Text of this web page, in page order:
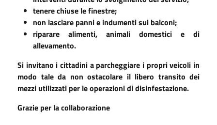
tenere chiuse le finestre;
non lasciare panni e indumenti sui balconi;
riparare alimenti, animali domestici e di
allevamento.
Si invitano i cittadini a parcheggiare i propri veicoli in
modo tale da non ostacolare il libero transito dei
mezzi utilizzati per le operazioni di disinfestazione.
Grazie per la collaborazione